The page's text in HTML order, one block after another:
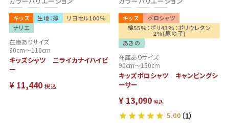
キッズ 生地：薄
リヨセル100％
ナリエ
在庫ありサイズ
90cm～110cm
キッズシャツ ニライカナイハイビ
ー
¥ 11,440 税込
キッズ
ポロシャツ
綿55%：ポリ43%：ポリウレタン
2%(鹿の子)
あきの
在庫ありサイズ
90cm～150cm
キッズポロシャツ キャンピングシ
ーサー
¥ 13,090 税込
5.00 （1）